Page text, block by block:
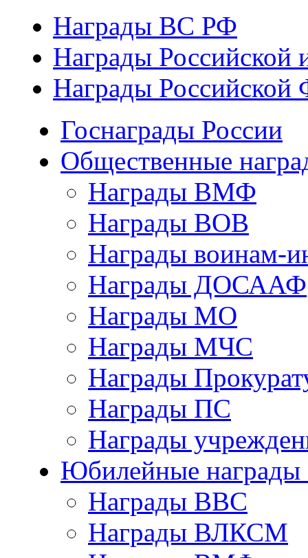
Награды ВС РФ
Награды Российской
Награды Российской
Госнаграды России
Общественные
Награды ВМФ
Награды ВОВ
Награды воинам-
Награды ДОСААФ
Награды МО
Награды МЧС
Награды
Награды ПС
Награды
Юбилейные награды
Награды ВВС
Награды ВЛКСМ